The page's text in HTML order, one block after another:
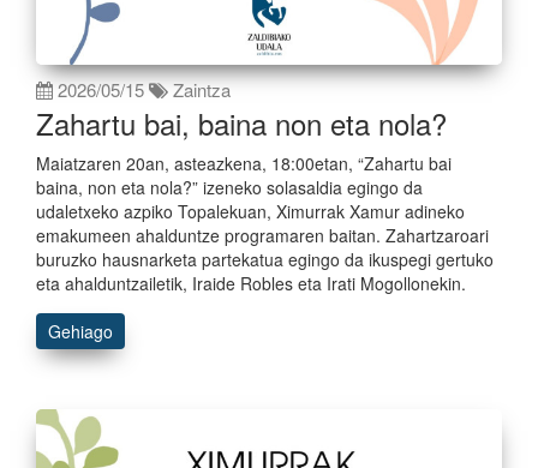
2026/05/15 Zaintza
Zahartu bai, baina non eta nola?
Maiatzaren 20an, asteazkena, 18:00etan, “Zahartu bai
baina, non eta nola?” izeneko solasaldia egingo da
udaletxeko azpiko Topalekuan, Ximurrak Xamur adineko
emakumeen ahalduntze programaren baitan. Zahartzaroari
buruzko hausnarketa partekatua egingo da ikuspegi gertuko
eta ahalduntzailetik, Iraide Robles eta Irati Mogollonekin.
Gehiago